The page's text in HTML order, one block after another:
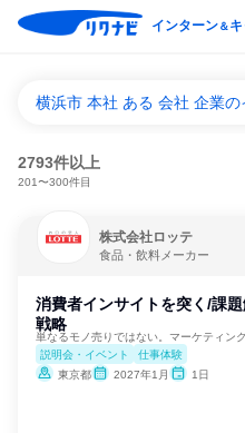
インターン＆
2793件以上
201〜300件目
株式会社ロッテ
食品・飲料メーカー
消費者インサイトを突く/課
戦略
説明会・イベント
仕事体験
東京都
2027年1月 1日